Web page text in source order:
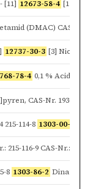
[11] 12673-58-4 [11] Cobalt-
(DMAC) CAS-Nr.
12737-30-3 [3] Nickel-Zinn-Trioxid
78-4 0,1 % Acid Red
215-114-8 1303-00-0
116-9 CAS-Nr.:
8 1303-86-2